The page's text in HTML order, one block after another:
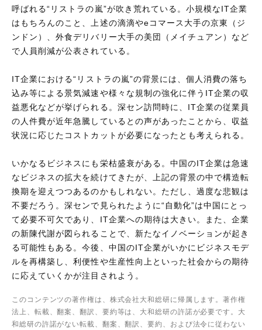
呼ばれる“リストラの嵐”が吹き荒れている。小規模なIT企業
はもちろんのこと、上述の滴滴やeコマース大手の京東（ジ
ンドン）、外食デリバリー大手の美団（メイチュアン）など
で人員削減が公表されている。
IT企業における“リストラの嵐”の背景には、個人消費の落ち
込み等による景気減速や様々な規制の強化に伴うIT企業の収
益悪化などが挙げられる。深セン訪問時に、IT企業の従業員
の人件費が近年急騰しているとの声があったことから、収益
状況に応じたコストカットが必要になったとも考えられる。
いかなるビジネスにも栄枯盛衰がある。中国のIT企業は急速
なビジネスの拡大を続けてきたが、上記の背景の中で構造転
換期を迎えつつあるのかもしれない。ただし、過度な悲観は
不要だろう。深センで見られたように“自動化”は中国にとっ
て必要不可欠であり、IT企業への期待は大きい。また、企業
の新陳代謝が図られることで、新たなイノベーションが起き
る可能性もある。今後、中国のIT企業がいかにビジネスモデ
ルを再構築し、利便性や生産性向上といった社会からの期待
に応えていくかが注目されよう。
このコンテンツの著作権は、株式会社大和総研に帰属します。著作権
法上、転載、翻案、翻訳、要約等は、大和総研の許諾が必要です。大
和総研の許諾がない転載、翻案、翻訳、要約、および法令に従わない